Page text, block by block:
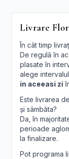
Livrare
În cât timp
De regulă în
plasate în
alege
in aceeasi zi
Este livrarea
și sâmbăta?
Da, în
perioade
la finalizare.
Pot programa